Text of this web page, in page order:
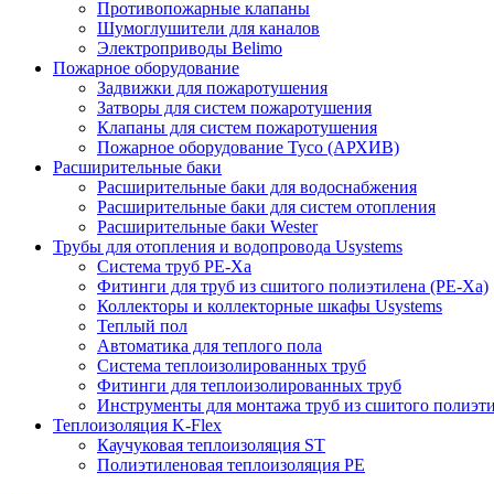
Противопожарные клапаны
Шумоглушители для каналов
Электроприводы Belimo
Пожарное оборудование
Задвижки для пожаротушения
Затворы для систем пожаротушения
Клапаны для систем пожаротушения
Пожарное оборудование Tyco (АРХИВ)
Расширительные баки
Расширительные баки для водоснабжения
Расширительные баки для систем отопления
Расширительные баки Wester
Трубы для отопления и водопровода Usystems
Система труб PE-Xa
Фитинги для труб из сшитого полиэтилена (PE-Xa)
Коллекторы и коллекторные шкафы Usystems
Теплый пол
Автоматика для теплого пола
Система теплоизолированных труб
Фитинги для теплоизолированных труб
Инструменты для монтажа труб из сшитого
Теплоизоляция K-Flex
Каучуковая теплоизоляция ST
Полиэтиленовая теплоизоляция PE